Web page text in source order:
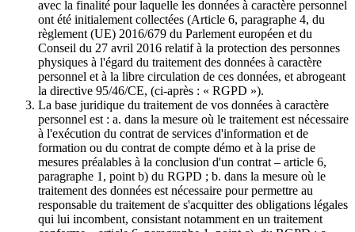
avec la finalité pour laquelle les données à caractère personnel
ont été initialement collectées (Article 6, paragraphe 4, du
règlement (UE) 2016/679 du Parlement européen et du
Conseil du 27 avril 2016 relatif à la protection des personnes
physiques à l'égard du traitement des données à caractère
personnel et à la libre circulation de ces données, et abrogeant
la directive 95/46/CE, (ci-après : « RGPD »).
La base juridique du traitement de vos données à caractère
personnel est : a. dans la mesure où le traitement est nécessaire
à l'exécution du contrat de services d'information et de
formation ou du contrat de compte démo et à la prise de
mesures préalables à la conclusion d'un contrat – article 6,
paragraphe 1, point b) du RGPD ; b. dans la mesure où le
traitement des données est nécessaire pour permettre au
responsable du traitement de s'acquitter des obligations légales
qui lui incombent, consistant notamment en un traitement